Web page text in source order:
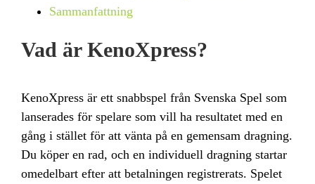
Sammanfattning
Vad är KenoXpress?
KenoXpress är ett snabbspel från Svenska Spel som
lanserades för spelare som vill ha resultatet med en
gång i stället för att vänta på en gemensam dragning.
Du köper en rad, och en individuell dragning startar
omedelbart efter att betalningen registrerats. Spelet